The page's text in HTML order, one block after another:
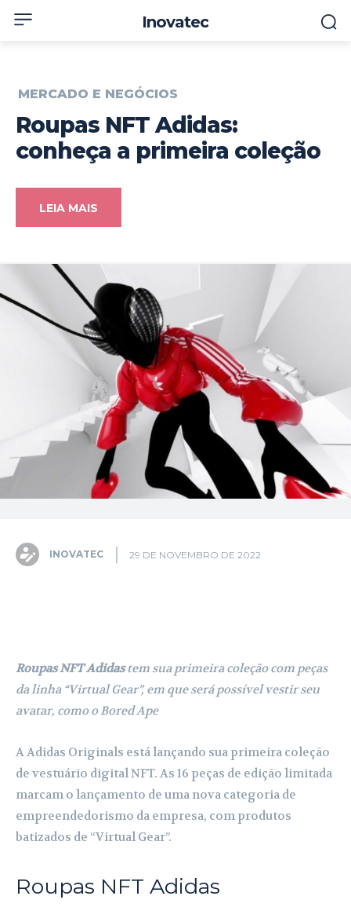
Inovatec
MERCADO E NEGÓCIOS
Roupas NFT Adidas:
conheça a primeira coleção
LEIA MAIS
INOVATEC 29 DE NOVEMBRO DE 2022
Roupas NFT Adidastem sua primeira coleção com peças
da linha “Virtual Gear”, em que será possível vestir seu
avatar, como o Bored Ape
A Adidas Originals está lançando sua primeira coleção
de vestuário digital NFT. As 16 peças de edição limitada
marcam o lançamento de uma nova categoria de
empreendedorismo da empresa, com produtos
batizados de “Virtual Gear”.
Roupas NFT Adidas